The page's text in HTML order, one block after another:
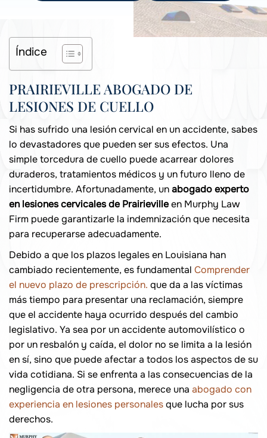
Índice
PRAIRIEVILLE ABOGADO DE
LESIONES DE CUELLO
Si has sufrido una lesión cervical en un accidente, sabes
lo devastadores que pueden ser sus efectos. Una
simple torcedura de cuello puede acarrear dolores
duraderos, tratamientos médicos y un futuro lleno de
incertidumbre. Afortunadamente, unabogado experto
en lesiones cervicales de Prairievilleen Murphy Law
Firm puede garantizarle la indemnización que necesita
para recuperarse adecuadamente.
Debido a que los plazos legales en Louisiana han
cambiado recientemente, es fundamental Comprender
el nuevo plazo de prescripción. que da a las víctimas
más tiempo para presentar una reclamación, siempre
que el accidente haya ocurrido después del cambio
legislativo. Ya sea por un accidente automovilístico o
por un resbalón y caída, el dolor no se limita a la lesión
en sí, sino que puede afectar a todos los aspectos de su
vida cotidiana. Si se enfrenta a las consecuencias de la
negligencia de otra persona, merece una abogado con
experiencia en lesiones personalesque lucha por sus
derechos.